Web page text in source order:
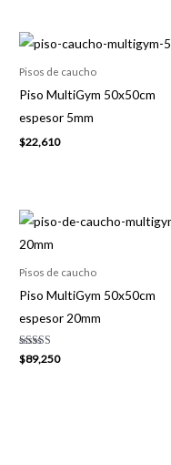
Pisos de caucho
Piso MultiGym 50x50cm
espesor 5mm
$22,610
Pisos de caucho
Piso MultiGym 50x50cm
espesor 20mm
Valorado con
5.00
$89,250